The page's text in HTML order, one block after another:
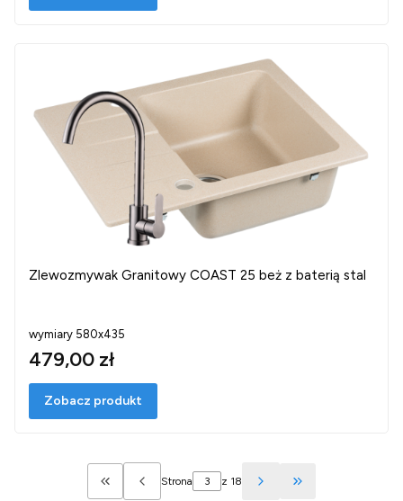
Zlewozmywak Granitowy COAST 25 beż z baterią stal
wymiary 580x435
479,00 zł
Zobacz produkt
Wróć do pierwszej strony z produktami
Strona z 18
Przejdź do